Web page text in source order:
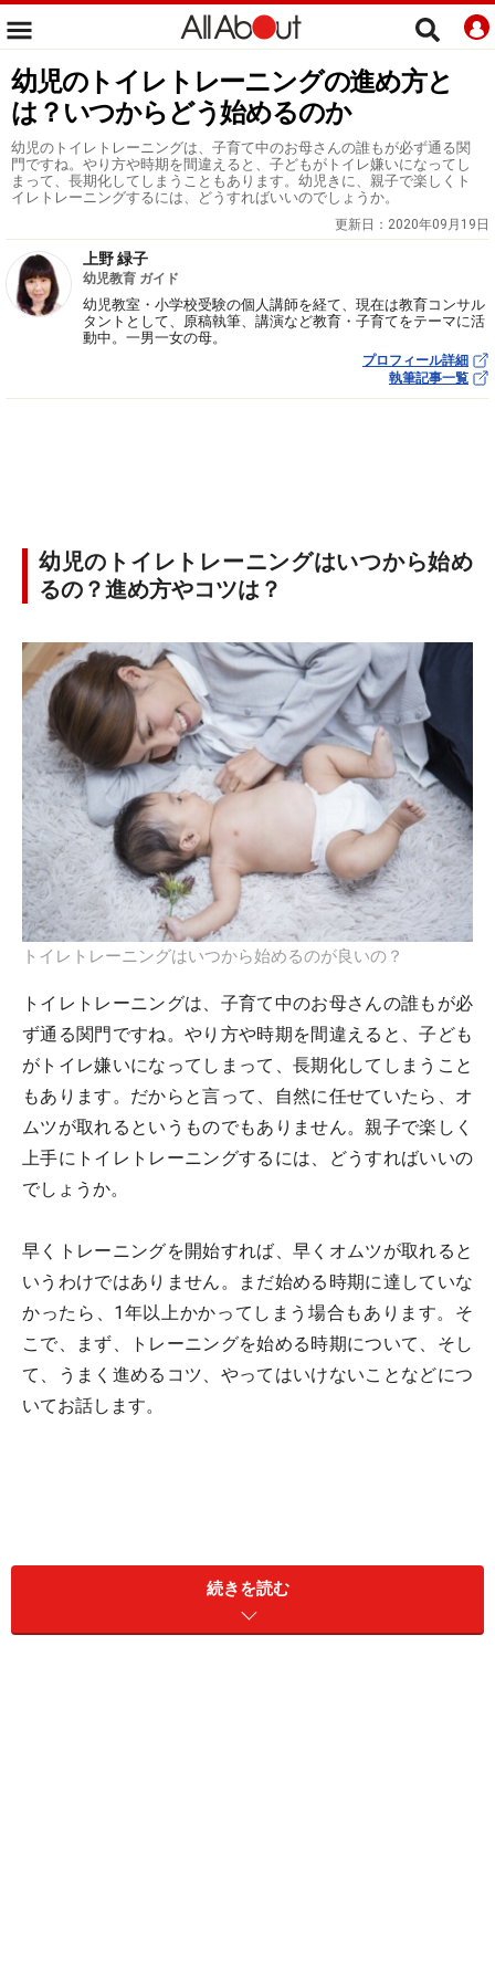
幼児のトイレトレーニングの進め方と
は？いつからどう始めるのか
幼児のトイレトレーニングは、子育て中のお母さんの誰もが必ず通る関
門ですね。やり方や時期を間違えると、子どもがトイレ嫌いになってし
まって、長期化してしまうこともあります。幼児きに、親子で楽しくト
イレトレーニングするには、どうすればいいのでしょうか。
更新日： 2020年09月19日
上野 緑子
幼児教育 ガイド
幼児教室・小学校受験の個人講師を経て、現在は教育コンサル
タントとして、原稿執筆、講演など教育・子育てをテーマに活
動中。一男一女の母。
プロフィール詳細
執筆記事一覧
幼児のトイレトレーニングはいつから始め
るの？進め方やコツは？
トイレトレーニングはいつから始めるのが良いの？
トイレトレーニングは、子育て中のお母さんの誰もが必
ず通る関門ですね。やり方や時期を間違えると、子ども
がトイレ嫌いになってしまって、長期化してしまうこと
もあります。だからと言って、自然に任せていたら、オ
ムツが取れるというものでもありません。親子で楽しく
上手にトイレトレーニングするには、どうすればいいの
でしょうか。
早くトレーニングを開始すれば、早くオムツが取れると
いうわけではありません。まだ始める時期に達していな
かったら、1年以上かかってしまう場合もあります。そ
こで、まず、トレーニングを始める時期について、そし
て、うまく進めるコツ、やってはいけないことなどにつ
いてお話します。
続きを読む